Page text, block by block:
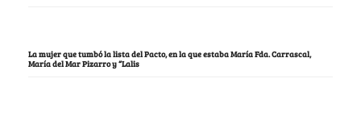
La mujer que tumbó la lista del Pacto, en la que estaba María Fda. Carrascal,
María del Mar Pizarro y “Lalis